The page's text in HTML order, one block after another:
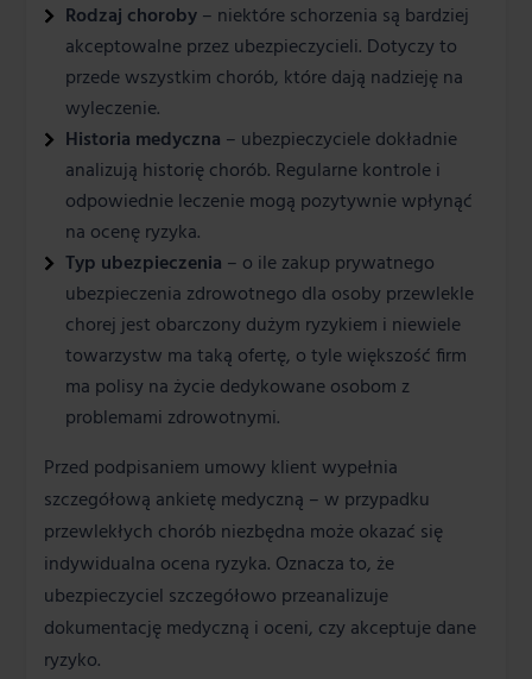
Rodzaj choroby– niektóre schorzenia są bardziej
akceptowalne przez ubezpieczycieli. Dotyczy to
przede wszystkim chorób, które dają nadzieję na
wyleczenie.
Historia medyczna – ubezpieczyciele dokładnie
analizują historię chorób. Regularne kontrole i
odpowiednie leczenie mogą pozytywnie wpłynąć
na ocenę ryzyka.
Typ ubezpieczenia – o ile zakup prywatnego
ubezpieczenia zdrowotnego dla osoby przewlekle
chorej jest obarczony dużym ryzykiem i niewiele
towarzystw ma taką ofertę, o tyle większość firm
ma polisy na życie dedykowane osobom z
problemami zdrowotnymi.
Przed podpisaniem umowy klient wypełnia
szczegółową ankietę medyczną – w przypadku
przewlekłych chorób niezbędna może okazać się
indywidualna ocena ryzyka. Oznacza to, że
ubezpieczyciel szczegółowo przeanalizuje
dokumentację medyczną i oceni, czy akceptuje dane
ryzyko.